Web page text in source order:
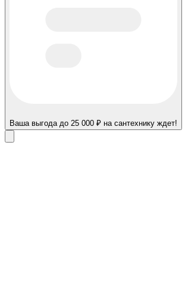
Ваша выгода до 25 000 ₽ на сантехнику ждет!